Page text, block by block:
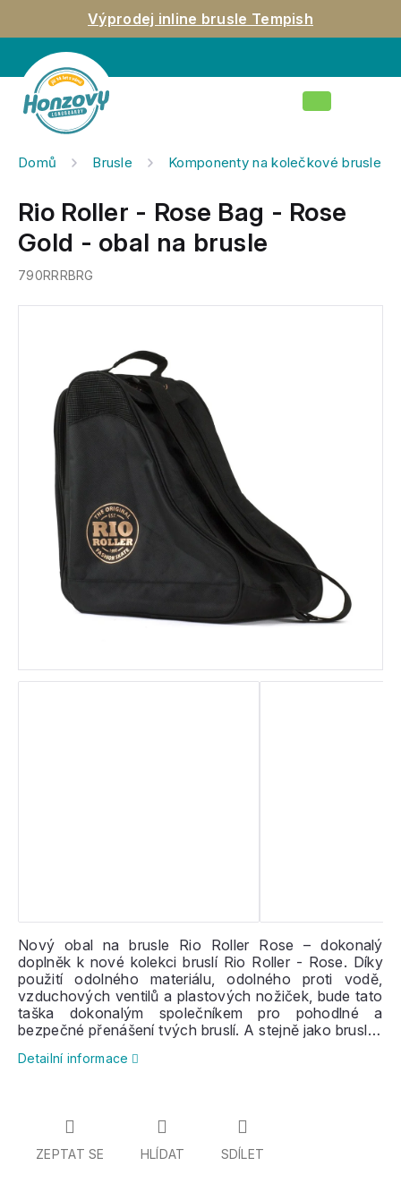
obsah
Výprodej inline brusle Tempish
Nákupní
Domů Brusle Komponenty na kolečkové brusle
Rio Roller - Rose Bag - Rose
Gold - obal na brusle
790RRRBRG
Nový obal na brusle Rio Roller Rose – dokonalý
doplněk k nové kolekci bruslí Rio Roller - Rose. Díky
použití odolného materiálu, odolného proti vodě,
vzduchových ventilů a plastových nožiček, bude tato
taška dokonalým společníkem pro pohodlné a
bezpečné přenášení tvých bruslí. A stejně jako brusle i
Detailní informace
ZEPTAT SE HLÍDAT SDÍLET